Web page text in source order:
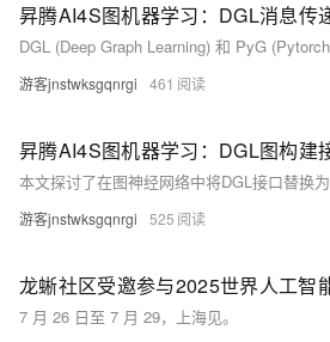
昇腾AI4S图机器学习：DGL消息传
游客jnstwksgqnrgi 461
昇腾AI4S图机器学习：DGL图构建
游客jnstwksgqnrgi 525
7 月 26 日至 7 月 29，上海见。